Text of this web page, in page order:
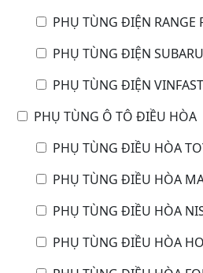
PHỤ TÙNG ĐIỆN RANGE
PHỤ TÙNG ĐIỆN SUBARU
PHỤ TÙNG ĐIỆN VINFAST
PHỤ TÙNG Ô TÔ ĐIỀU HÒA
PHỤ TÙNG ĐIỀU HÒA
PHỤ TÙNG ĐIỀU HÒA
PHỤ TÙNG ĐIỀU HÒA
PHỤ TÙNG ĐIỀU HÒA